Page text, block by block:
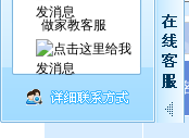
教员编号 姓
做家教客服